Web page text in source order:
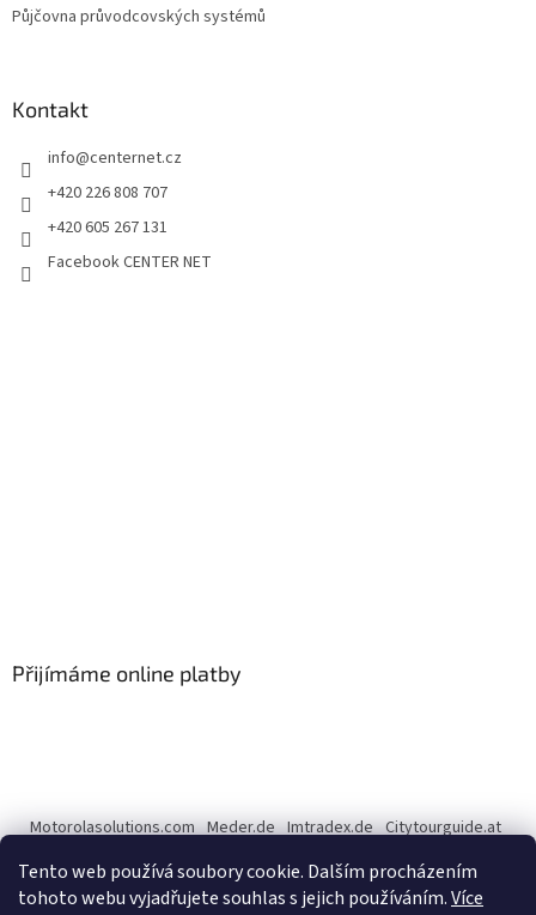
Tento web používá soubory cookie. Dalším procházením
tohoto webu vyjadřujete souhlas s jejich používáním.Více
Půjčovna průvodcovských systémů
Kontakt
info@centernet.cz
+420 226 808 707
+420 605 267 131
Facebook CENTER NET
Přijímáme online platby
Motorolasolutions.com Meder.de Imtradex.de Citytourguide.at